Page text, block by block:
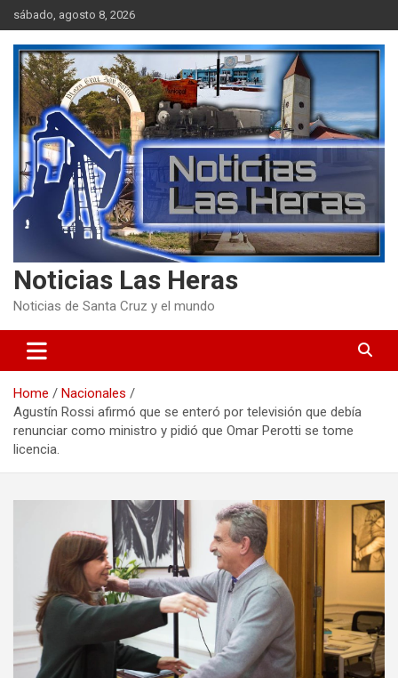
Skip
to
content
sábado, agosto 8, 2026
Noticias Las Heras
Noticias de Santa Cruz y el mundo
Home
Nacionales
Agustín Rossi afirmó que se enteró por televisión que debía
renunciar como ministro y pidió que Omar Perotti se tome
licencia.